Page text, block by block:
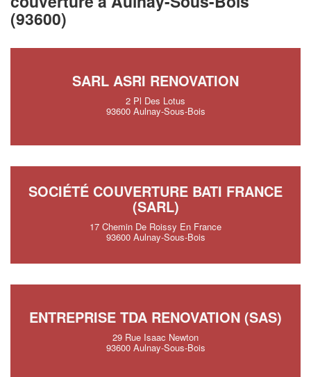
(93600)
SARL ASRI RENOVATION
2 Pl Des Lotus
93600 Aulnay-Sous-Bois
SOCIÉTÉ COUVERTURE BATI FRANCE
(SARL)
17 Chemin De Roissy En France
93600 Aulnay-Sous-Bois
ENTREPRISE TDA RENOVATION (SAS)
29 Rue Isaac Newton
93600 Aulnay-Sous-Bois